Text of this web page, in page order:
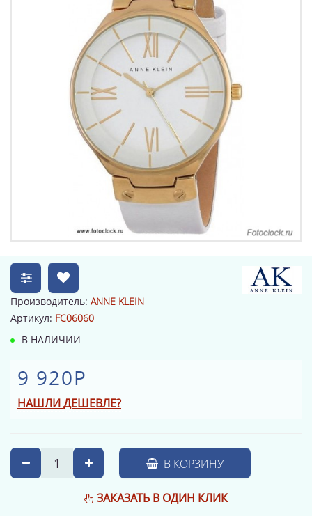
Производитель: ANNE KLEIN
Артикул: FC06060
В НАЛИЧИИ
9 920Р
НАШЛИ ДЕШЕВЛЕ?
В КОРЗИНУ
ЗАКАЗАТЬ В ОДИН КЛИК